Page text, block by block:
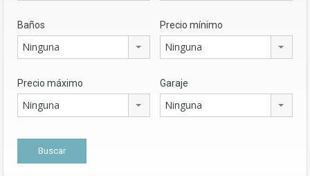
Baños
Ninguna
Precio mínimo
Ninguna
Precio máximo
Ninguna
Garaje
Ninguna